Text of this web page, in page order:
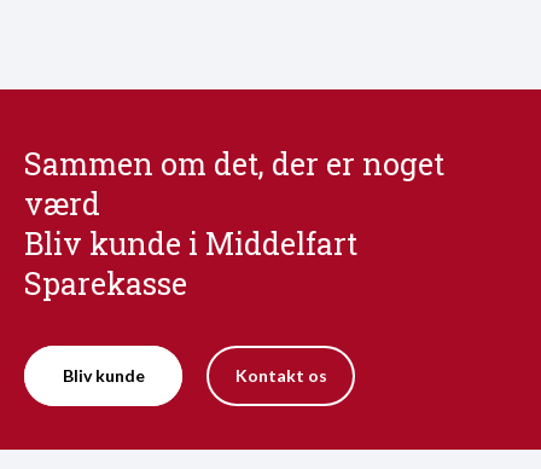
Sammen om det, der er noget
værd
Bliv kunde i Middelfart
Sparekasse
Bliv kunde Kontakt os